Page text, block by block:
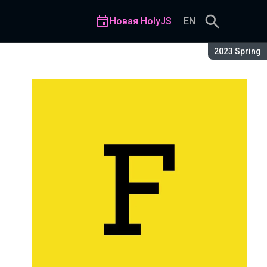
Сезон:
2023 Spring
Новая HolyJS EN